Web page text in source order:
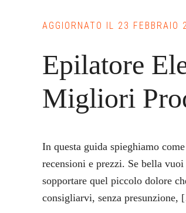
AGGIORNATO IL 23 FEBBRAIO
Epilatore
Migliori
In questa guida spieghiamo
recensioni e prezzi. Se bella
sopportare quel piccolo dolore
consigliarvi, senza